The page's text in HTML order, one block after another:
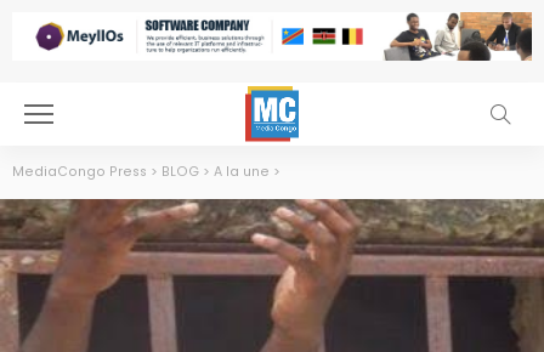
MediaCongo Press > BLOG > A la une >